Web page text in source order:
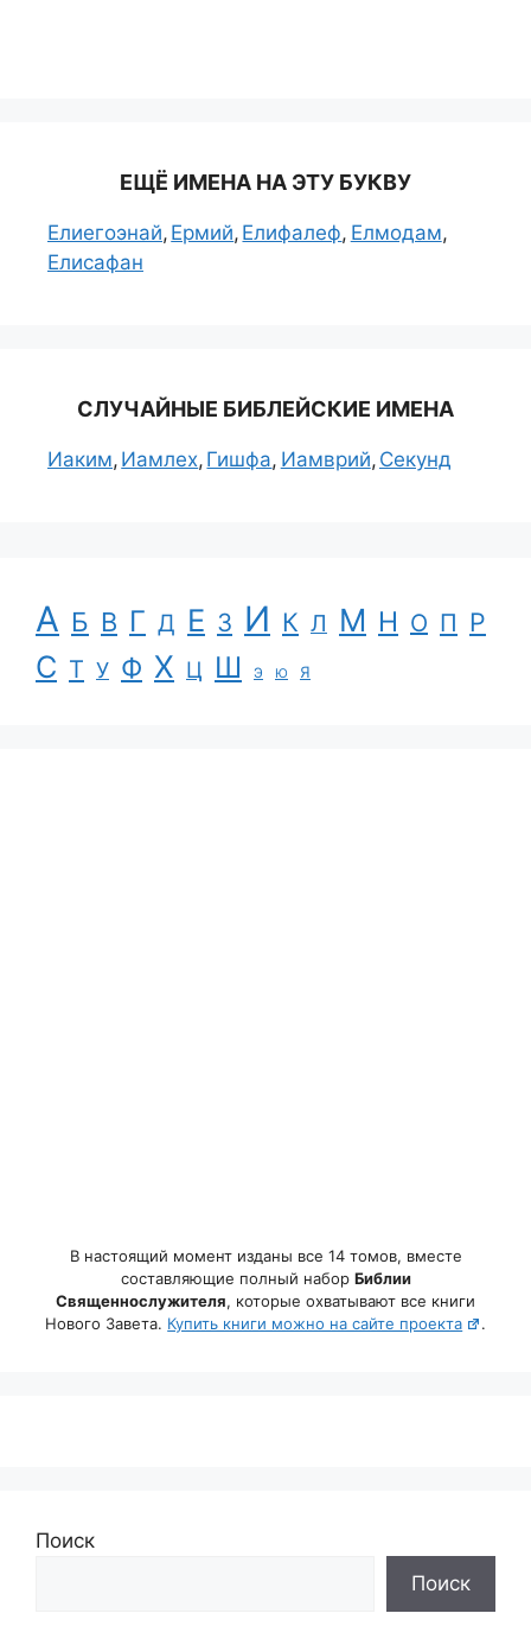
ЕЩЁ ИМЕНА НА ЭТУ БУКВУ
Елиегоэнай Ермий Елифалеф Елмодам
Елисафан
СЛУЧАЙНЫЕ БИБЛЕЙСКИЕ ИМЕНА
Иаким Иамлех Гишфа Иамврий Секунд
А Б В Г Д Е З И К Л М Н О П Р
С Т У Ф Х Ц Ш Э Ю Я
В настоящий момент изданы все 14 томов, вместе
составляющие полный набор Библии
Священнослужителя, которые охватывают все книги
Нового Завета. Купить книги можно на сайте проекта .
Поиск
Поиск